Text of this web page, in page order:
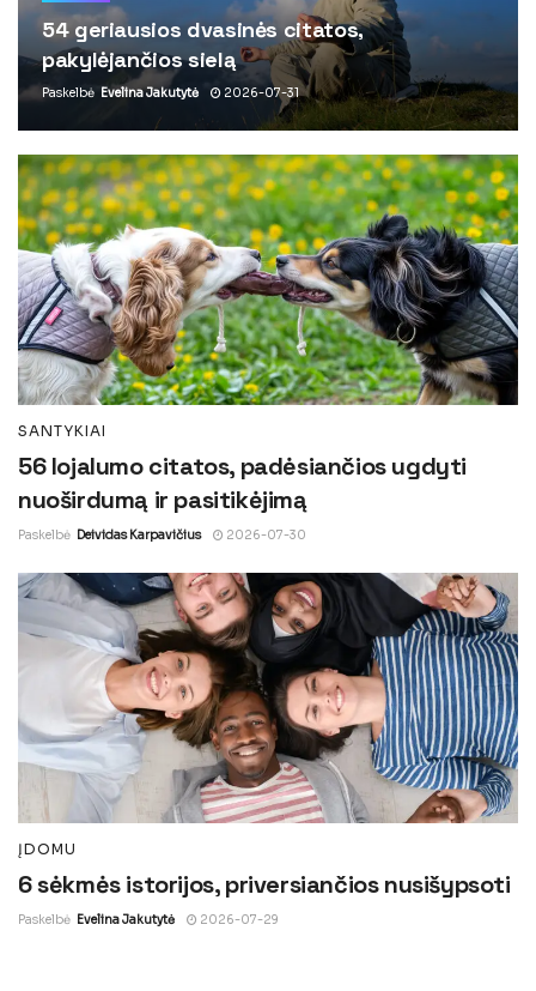
54 geriausios dvasinės citatos,
pakylėjančios sielą
Paskelbė Evelina Jakutytė 2026-07-31
SANTYKIAI
56 lojalumo citatos, padėsiančios ugdyti
nuoširdumą ir pasitikėjimą
Paskelbė Deividas Karpavičius 2026-07-30
ĮDOMU
6 sėkmės istorijos, priversiančios nusišypsoti
Paskelbė Evelina Jakutytė 2026-07-29